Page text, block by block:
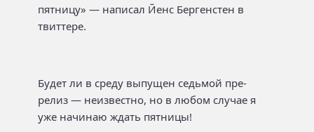
пятницу» — написал Йенс Бергенстен в
твиттере.
Будет ли в среду выпущен седьмой пре-
релиз — неизвестно, но в любом случае я
уже начинаю ждать пятницы!